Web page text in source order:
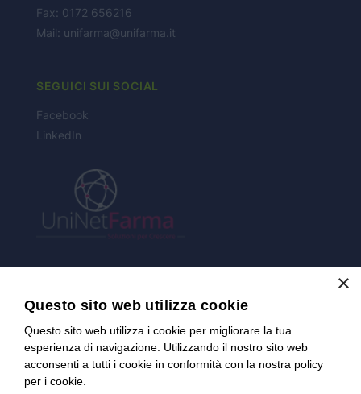
NEWS
CONTATTI
Fax: 0172 656216
Mail: unifarma@unifarma.it
SEGUICI SUI SOCIAL
Facebook
LinkedIn
×
Questo sito web utilizza cookie
Questo sito web utilizza i cookie per migliorare la tua
esperienza di navigazione. Utilizzando il nostro sito web
acconsenti a tutti i cookie in conformità con la nostra policy
per i cookie.